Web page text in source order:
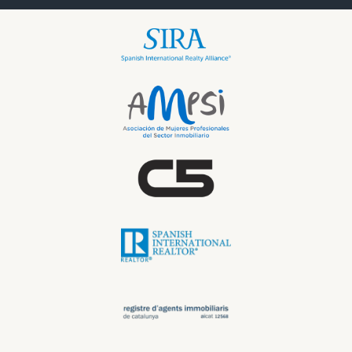
propiedades similares en buen estado.
¿Qué hacer si el precio de venta esperado es
más alto que el precio de mercado?
Si el precio de venta esperado es superior al precio de
mercado, es aconsejable reevaluar las expectativas,
considerar mejoras que puedan aumentar el valor, o bien
ajustar el precio para facilitar una venta más rápida.